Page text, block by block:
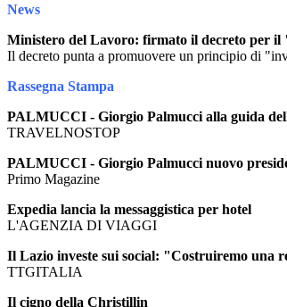
News
Ministero del Lavoro: firmato il decreto per il
Il decreto punta a promuovere un principio di
Rassegna Stampa
PALMUCCI - Giorgio Palmucci alla guida
TRAVELNOSTOP
PALMUCCI - Giorgio Palmucci nuovo
Primo Magazine
Expedia lancia la messaggistica per hotel
L'AGENZIA DI VIAGGI
Il Lazio investe sui social: "Costruiremo una
TTGITALIA
Il cigno della Christillin